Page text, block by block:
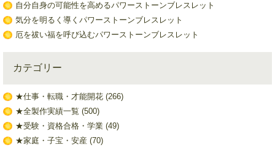
自分自身の可能性を高めるパワーストーンブレスレット
気分を明るく導くパワーストーンブレスレット
厄を祓い福を呼び込むパワーストーンブレスレット
カテゴリー
★仕事・転職・才能開花(266)
★全製作実績一覧 (500)
★受験・資格合格・学業(49)
★家庭・子宝・安産(70)